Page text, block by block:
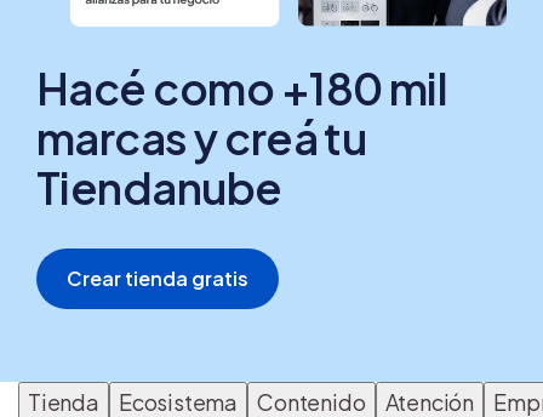
Hacé como +180 mil
marcas y creá tu
Tiendanube
Crear tienda gratis
Tienda Ecosistema Contenido Atención